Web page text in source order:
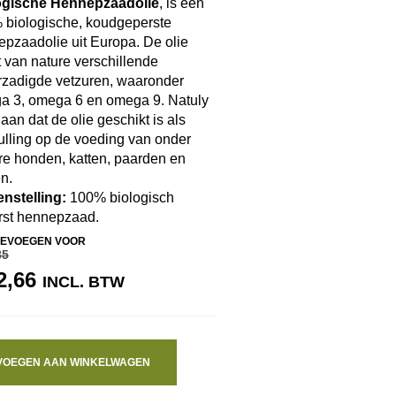
biologische, koudgeperste
uit Europa. De olie
van nature verschillende
vetzuren, waaronder
3, omega 6 en omega 9. Natuly
dat de olie geschikt is als
op de voeding van onder
honden, katten, paarden en
100% biologisch
hennepzaad.
VOOR
HUIDIGE
€ 22,66.
INCL. BTW
AAN WINKELWAGEN